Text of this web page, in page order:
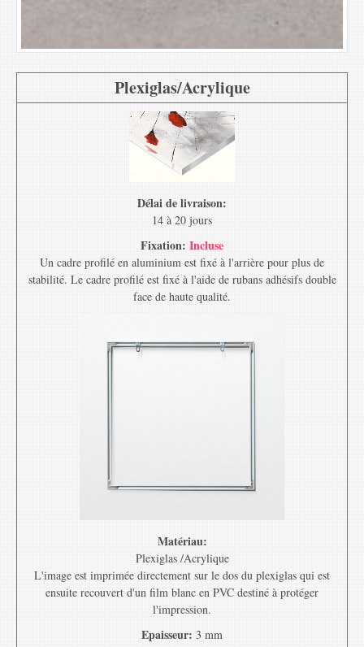
Plexiglas/Acrylique
Délai de livraison:
14 à 20 jours
Fixation: Incluse
Un cadre profilé en aluminium est fixé à l'arrière pour plus de
stabilité. Le cadre profilé est fixé à l'aide de rubans adhésifs double
face de haute qualité.
Matériau:
Plexiglas /Acrylique
L'image est imprimée directement sur le dos du plexiglas qui est
ensuite recouvert d'un film blanc en PVC destiné à protéger
l'impression.
Epaisseur: 3 mm